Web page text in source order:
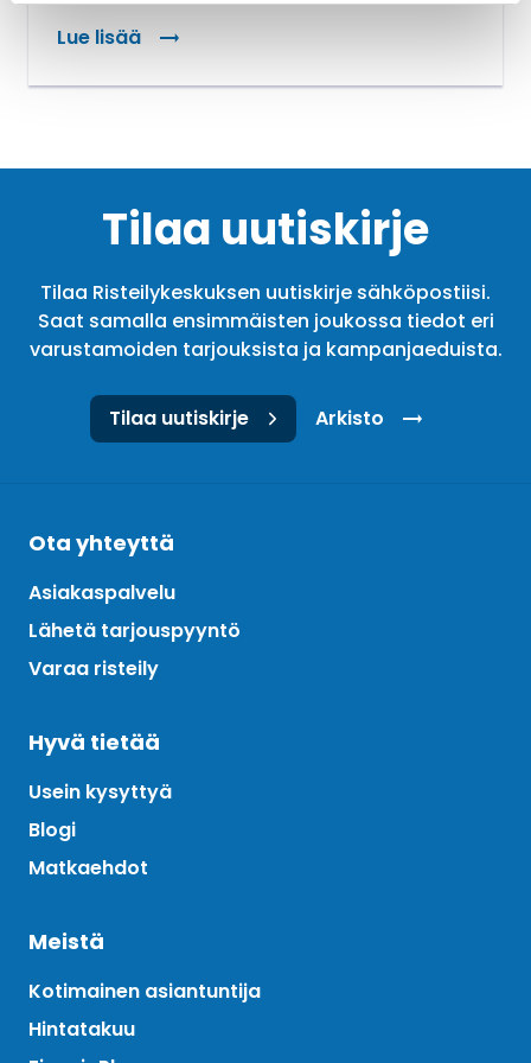
Lue lisää
: Risteily on joustava lomavaihtoehto
Tilaa uutiskirje
Tilaa Risteilykeskuksen uutiskirje sähköpostiisi.
Saat samalla ensimmäisten joukossa tiedot eri
varustamoiden tarjouksista ja kampanjaeduista.
Tilaa uutiskirje Arkisto
Ota yhteyttä
Asiakaspalvelu
Lähetä tarjouspyyntö
Varaa risteily
Hyvä tietää
Usein kysyttyä
Blogi
Matkaehdot
Meistä
Kotimainen asiantuntija
Hintatakuu